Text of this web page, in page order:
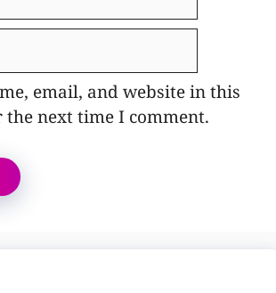
email, and website in this
next time I comment.